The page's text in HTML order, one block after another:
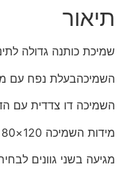
תיאור
שמיכת כותנה גדולה
השמיכהבעלת נפח עם
השמיכה דו צדדית עם
מידות השמיכה 120×80 ס"מ.
מגיעה בשני גוונים